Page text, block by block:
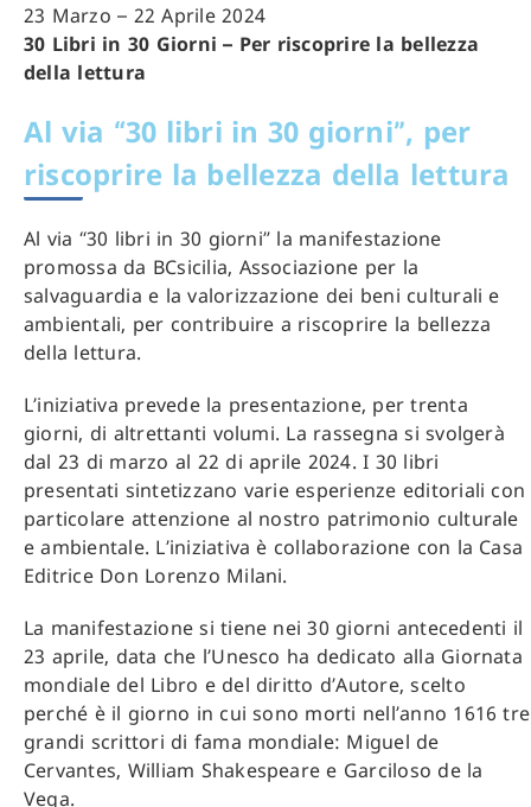
23 Marzo – 22 Aprile 2024
30 Libri in 30 Giorni – Per riscoprire la bellezza
della lettura
Al via “30 libri in 30 giorni”, per
riscoprire la bellezza della lettura
Al via “30 libri in 30 giorni” la manifestazione
promossa da BCsicilia, Associazione per la
salvaguardia e la valorizzazione dei beni culturali e
ambientali, per contribuire a riscoprire la bellezza
della lettura.
L’iniziativa prevede la presentazione, per trenta
giorni, di altrettanti volumi. La rassegna si svolgerà
dal 23 di marzo al 22 di aprile 2024. I 30 libri
presentati sintetizzano varie esperienze editoriali con
particolare attenzione al nostro patrimonio culturale
e ambientale. L’iniziativa è collaborazione con la Casa
Editrice Don Lorenzo Milani.
La manifestazione si tiene nei 30 giorni antecedenti il
23 aprile, data che l’Unesco ha dedicato alla Giornata
mondiale del Libro e del diritto d’Autore, scelto
perché è il giorno in cui sono morti nell’anno 1616 tre
grandi scrittori di fama mondiale: Miguel de
Cervantes, William Shakespeare e Garciloso de la
Vega.